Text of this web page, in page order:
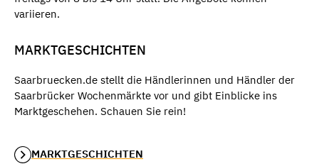
variieren.
MARKTGESCHICHTEN
Saarbruecken.de stellt die Händlerinnen und Händler der
Saarbrücker Wochenmärkte vor und gibt Einblicke ins
Marktgeschehen. Schauen Sie rein!
MARKTGESCHICHTEN